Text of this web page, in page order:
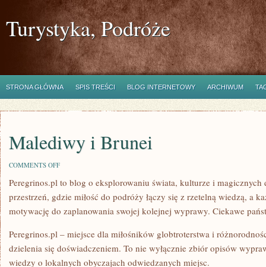
Turystyka, Podróże
STRONA GŁÓWNA SPIS TREŚCI BLOG INTERNETOWY ARCHIWUM
Malediwy i Brunei
COMMENTS OFFON
I
Peregrinos.pl to blog o eksplorowaniu świata, kulturze i magicznych
przestrzeń, gdzie miłość do podróży łączy się z rzetelną wiedzą, a
motywację do zaplanowania swojej kolejnej wyprawy. Ciekawe
Peregrinos.pl – miejsce dla miłośników globtroterstwa i
dzielenia się doświadczeniem. To nie wyłącznie zbiór opisów
wiedzy o lokalnych obyczajach odwiedzanych miejsc.